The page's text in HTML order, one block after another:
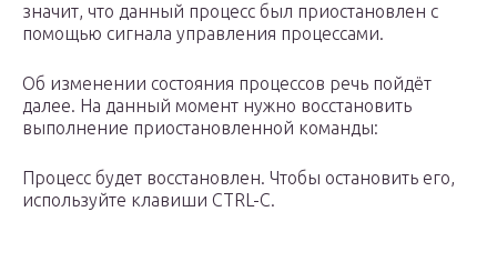
значит, что данный процесс был приостановлен с
помощью сигнала управления процессами.
Об изменении состояния процессов речь пойдёт
далее. На данный момент нужно восстановить
выполнение приостановленной команды:
Процесс будет восстановлен. Чтобы остановить его,
используйте клавиши CTRL-C.